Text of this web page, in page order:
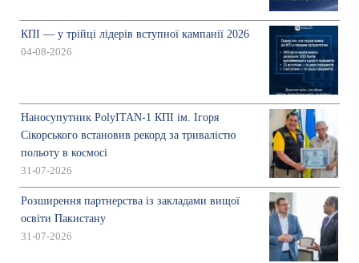
КПІ — у трійці лідерів вступної кампанії 2026
04-08-2026
Наносупутник PolyITAN-1 КПІ ім. Ігоря
Сікорського встановив рекорд за тривалістю
польоту в космосі
31-07-2026
Розширення партнерства із закладами вищої
освіти Пакистану
31-07-2026